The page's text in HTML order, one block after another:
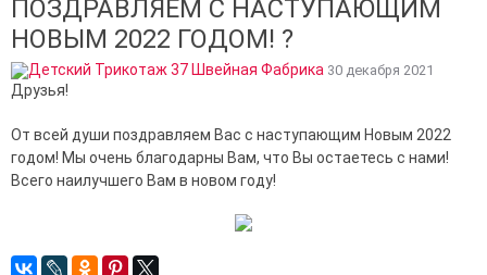
ПОЗДРАВЛЯЕМ С НАСТУПАЮЩИМ
НОВЫМ 2022 ГОДОМ! ?
30 декабря 2021
Друзья!
От всей души поздравляем Вас с наступающим Новым 2022
годом! Мы очень благодарны Вам, что Вы остаетесь с нами!
Всего наилучшего Вам в новом году!